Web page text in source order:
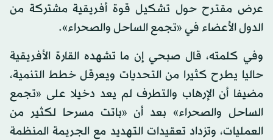
عرض مقترح حول تشكيل قوة أفريقية مشتركة من
الدول الأعضاء في «تجمع الساحل والصحراء».
وفي كلمته، قال صبحي إن ما تشهده القارة الأفريقية
حاليا يطرح كثيرا من التحديات ويعرقل خطط التنمية،
مضيفا أن الإرهاب والتطرف لم يعد دخيلا على «تجمع
الساحل والصحراء» بعد أن «باتت مسرحا لكثير من
العمليات، وتزداد تعقيدات التهديد مع الجريمة المنظمة